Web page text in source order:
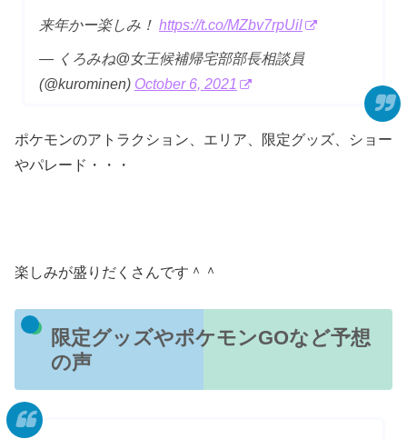
来年かー楽しみ！ https://t.co/MZbv7rpUil
— くろみね@女王候補帰宅部部長相談員
(@kurominen) October 6, 2021
ポケモンのアトラクション、エリア、限定グッズ、ショー
やパレード・・・
楽しみが盛りだくさんです＾＾
限定グッズやポケモンGOなど予想
の声